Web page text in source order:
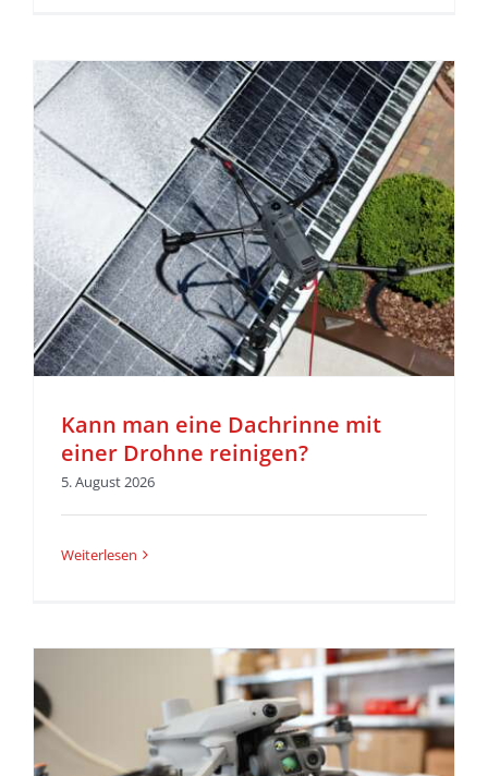
Kann man eine Dachrinne mit
einer Drohne reinigen?
5. August 2026
Weiterlesen